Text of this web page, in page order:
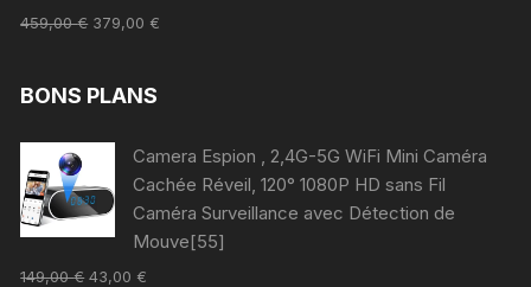
459,00€ 379,00 €
BONS PLANS
Camera Espion , 2,4G-5G WiFi Mini Caméra
Cachée Réveil, 120° 1080P HD sans Fil
Caméra Surveillance avec Détection de
Mouve[55]
149,00€ 43,00 €